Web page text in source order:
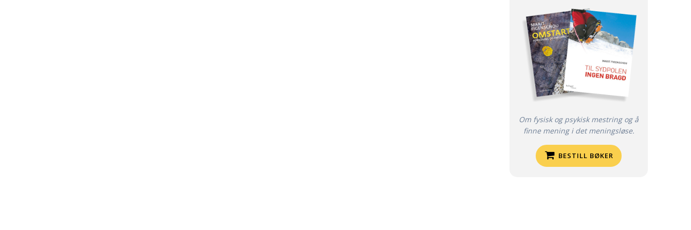
Om fysisk og psykisk mestring og å
finne mening i det meningsløse.
BESTILL BØKER